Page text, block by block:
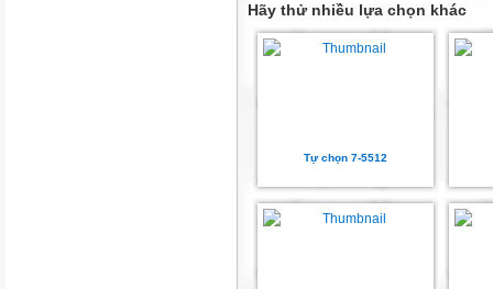
Hãy thử nhiều lựa chọn khác
Tự chọn 7-5512